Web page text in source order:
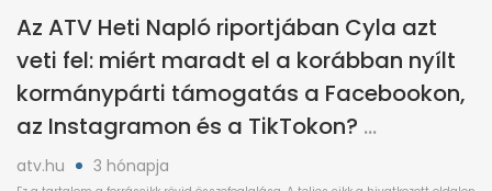
Az ATV Heti Napló riportjában Cyla azt
veti fel: miért maradt el a korábban nyílt
kormánypárti támogatás a Facebookon,
az Instagramon és a TikTokon?
atv.hu 3 hónapja